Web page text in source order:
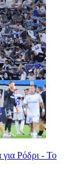
Ρόδρι - Το